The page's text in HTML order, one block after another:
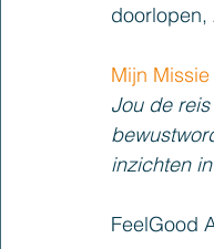
Mijn Missie
Jou de
inzichten
FeelGood